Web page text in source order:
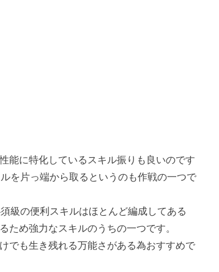
能に特化しているスキル振りも良いのです
を片っ端から取るというのも作戦の一つで
級の便利スキルはほとんど編成してある
ため強力なスキルのうちの一つです。
でも生き残れる万能さがある為おすすめで